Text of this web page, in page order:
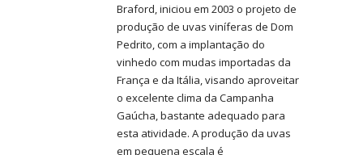
Braford, iniciou em 2003 o projeto de
produção de uvas viníferas de Dom
Pedrito, com a implantação do
vinhedo com mudas importadas da
França e da Itália, visando aproveitar
o excelente clima da Campanha
Gaúcha, bastante adequado para
esta atividade. A produção da uvas
em pequena escala é